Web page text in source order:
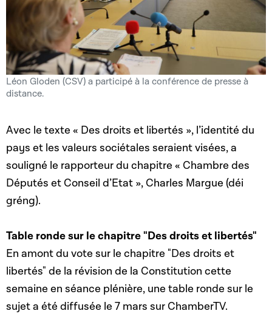
Léon Gloden (CSV) a participé à la conférence de presse à
distance.
Avec le texte « Des droits et libertés », l’identité du
pays et les valeurs sociétales seraient visées, a
souligné le rapporteur du chapitre « Chambre des
Députés et Conseil d’Etat », Charles Margue (déi
gréng).
Table ronde sur le chapitre "Des droits et libertés"
En amont du vote sur le chapitre "Des droits et
libertés" de la révision de la Constitution cette
semaine en séance plénière, une table ronde sur le
sujet a été diffusée le 7 mars sur ChamberTV.